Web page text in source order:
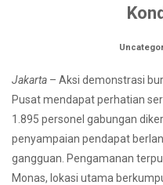
Jakarta – Aksi demonstrasi
Pusat mendapat perhatian
1.895 personel gabungan
penyampaian pendapat
gangguan. Pengamanan
Monas, lokasi utama